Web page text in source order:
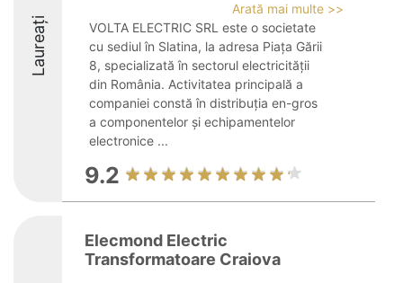
Laureați
Arată mai multe >>
VOLTA ELECTRIC SRL este o societate
cu sediul în Slatina, la adresa Piața Gării
8, specializată în sectorul electricității
din România. Activitatea principală a
companiei constă în distribuția en-gros
a componentelor și echipamentelor
electronice ...
9.2
Elecmond Electric
Transformatoare Craiova